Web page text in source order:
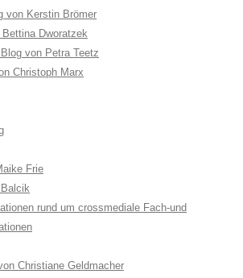
von Kerstin Brömer
Dworatzek
von Petra Teetz
Christoph Marx
Frie
rund um crossmediale Fach-und
Christiane Geldmacher